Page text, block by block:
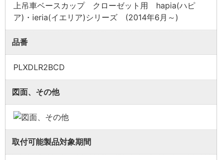
上吊車ベースカップ クローゼット用 hapia(ハピ
ア)・ieria(イエリア)シリーズ (2014年6月～)
品番
PLXDLR2BCD
図面、その他
取付可能製品対象期間